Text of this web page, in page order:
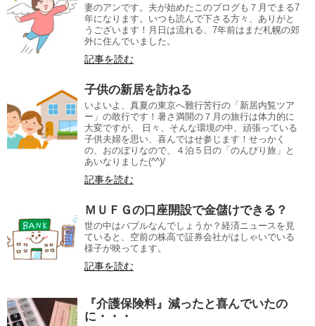
妻のアンです。夫が始めたこのブログも７月でまる7
年になります。いつも読んで下さる方々、ありがと
うございます！月日は流れる、7年前はまだ札幌の郊
外に住んでいました。
記事を読む
子供の新居を訪ねる
いよいよ、真夏の東京へ難行苦行の「新居内覧ツア
ー」の敢行です！暑さ満開の７月の旅行は体力的に
大変ですが、 日々、そんな環境の中、頑張っている
子供夫婦を思い、喜んではせ参じます！せっかく
の、おのぼりなので、４泊５日の「のんびり旅」と
あいなりました(^^)/
記事を読む
ＭＵＦＧの口座開設で金儲けできる？
世の中はバブルなんでしょうか？経済ニュースを見
ていると、空前の株高で証券会社がはしゃいでいる
様子が映ってます。
記事を読む
『介護保険料』減ったと喜んでいたの
に・・・